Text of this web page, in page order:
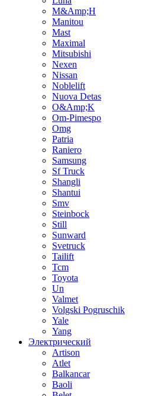
M&Amp;H
Manitou
Mast
Maximal
Mitsubishi
Nexen
Nissan
Noblelift
Nuova Detas
O&Amp;K
Om-Pimespo
Omg
Patria
Raniero
Samsung
Sf Truck
Shangli
Shantui
Smv
Steinbock
Still
Sunward
Svetruck
Tailift
Tcm
Toyota
Un
Valmet
Volgski Pogruschik
Yale
Yang
Электрический
Artison
Atlet
Balkancar
Baoli